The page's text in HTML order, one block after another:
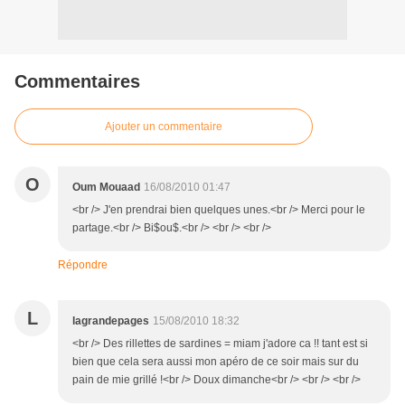
Commentaires
Ajouter un commentaire
O Oum Mouaad 16/08/2010 01:47
<br /> J'en prendrai bien quelques unes.<br /> Merci pour le
partage.<br /> Bi$ou$.<br /> <br /> <br />
Répondre
L lagrandepages 15/08/2010 18:32
<br /> Des rillettes de sardines = miam j'adore ca !! tant est si
bien que cela sera aussi mon apéro de ce soir mais sur du
pain de mie grillé !<br /> Doux dimanche<br /> <br /> <br />